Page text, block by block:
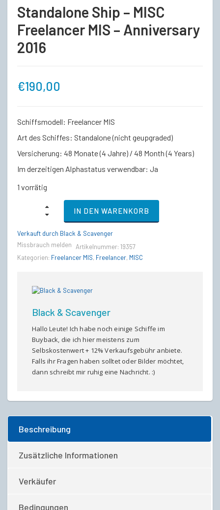
Standalone Ship – MISC
Freelancer MIS – Anniversary
2016
€190,00
Schiffsmodell: Freelancer MIS
Art des Schiffes: Standalone (nicht geupgraded)
Versicherung: 48 Monate (4 Jahre) / 48 Month (4 Years)
Im derzeitigen Alphastatus verwendbar: Ja
1 vorrätig
MISC
MIS
-
IN DEN WARENKORB
Verkauft durch Black & Scavenger
Missbrauch melden
Artikelnummer: 19357
Kategorien: Freelancer MIS, Freelancer, MISC
Black & Scavenger
Hallo Leute! Ich habe noch einige Schiffe im
Buyback, die ich hier meistens zum
Selbskostenwert + 12% Verkaufsgebühr anbiete.
Falls ihr Fragen haben solltet oder Bilder möchtet,
dann schreibt mir ruhig eine Nachricht. :)
Beschreibung
Zusätzliche Informationen
Verkäufer
Bedingungen